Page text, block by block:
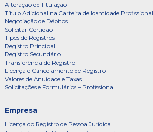
Alteração de Titulação
Título Adicional na Carteira de Identidade Profissional
Negociação de Débitos
Solicitar Certidão
Tipos de Registros
Registro Principal
Registro Secundário
Transferência de Registro
Licença e Cancelamento de Registro
Valores de Anuidade e Taxas
Solicitações e Formulários – Profissional
Empresa
Licença do Registro de Pessoa Jurídica